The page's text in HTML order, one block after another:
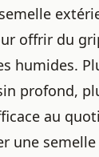
offrir du
humides.
profond,
au
une